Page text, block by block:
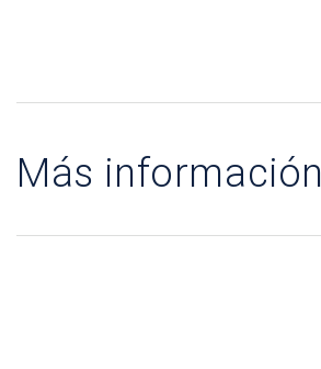
Más información